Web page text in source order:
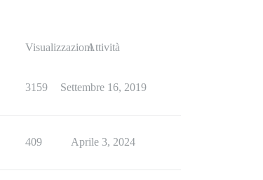
VisualizzazioniAttività
3159 Settembre 16, 2019
409 Aprile 3, 2024